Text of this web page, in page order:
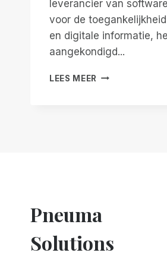
leverancier van
voor de
en digitale informatie,
aangekondigd...
LEES MEER SEROTEK
Pneuma
Solutions